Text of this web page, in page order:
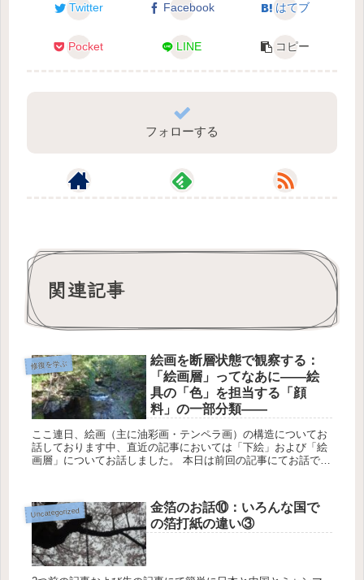
Twitter Facebook はてブ
Pocket LINE コピー
フォローする
関連記事
修復を学ぶ
絵画を断層状態で観察する：
「絵画層」ってなあに――絵
具の「色」を担当する「顔
料」の一部分類――
ここ連日、絵画（主に油彩画・テンペラ画）の構造についてお
話しております中、直近の記事においては「下絵」および「絵
画層」についてお話しました。 本日は前回の記事にてお話でき
Uncategorized
金箔のお話⑩：いろんな国で
の箔打紙の違い③